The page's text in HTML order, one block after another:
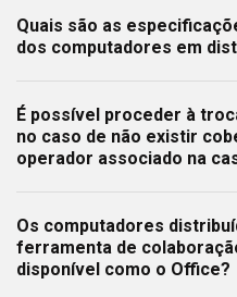
Quais são as
dos computadores em
É possível proceder à
no caso de não existir
operador associado na
Os computadores
ferramenta de
disponível como o Office?